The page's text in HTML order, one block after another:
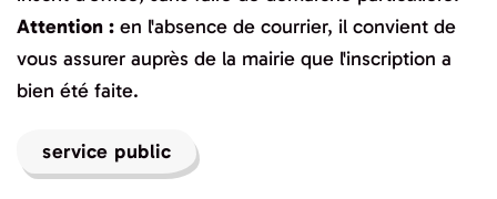
Attention : en l'absence de courrier, il convient de
vous assurer auprès de la mairie que l'inscription a
bien été faite.
service public